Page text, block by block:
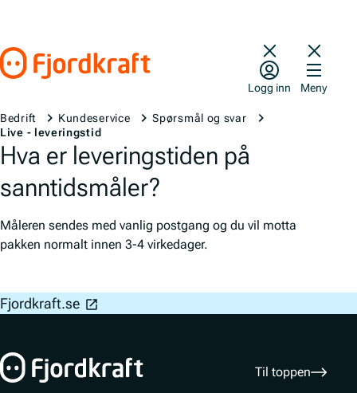
Gå til forsiden
Logg inn Meny
Bedrift Kundeservice
Spørsmål og svar
Live - leveringstid
Hva er leveringstiden på
sanntidsmåler?
Måleren sendes med vanlig postgang og du vil motta
pakken normalt innen 3-4 virkedager.
Bunnfelt navigasjon
Fjordkraft.se
Til toppen